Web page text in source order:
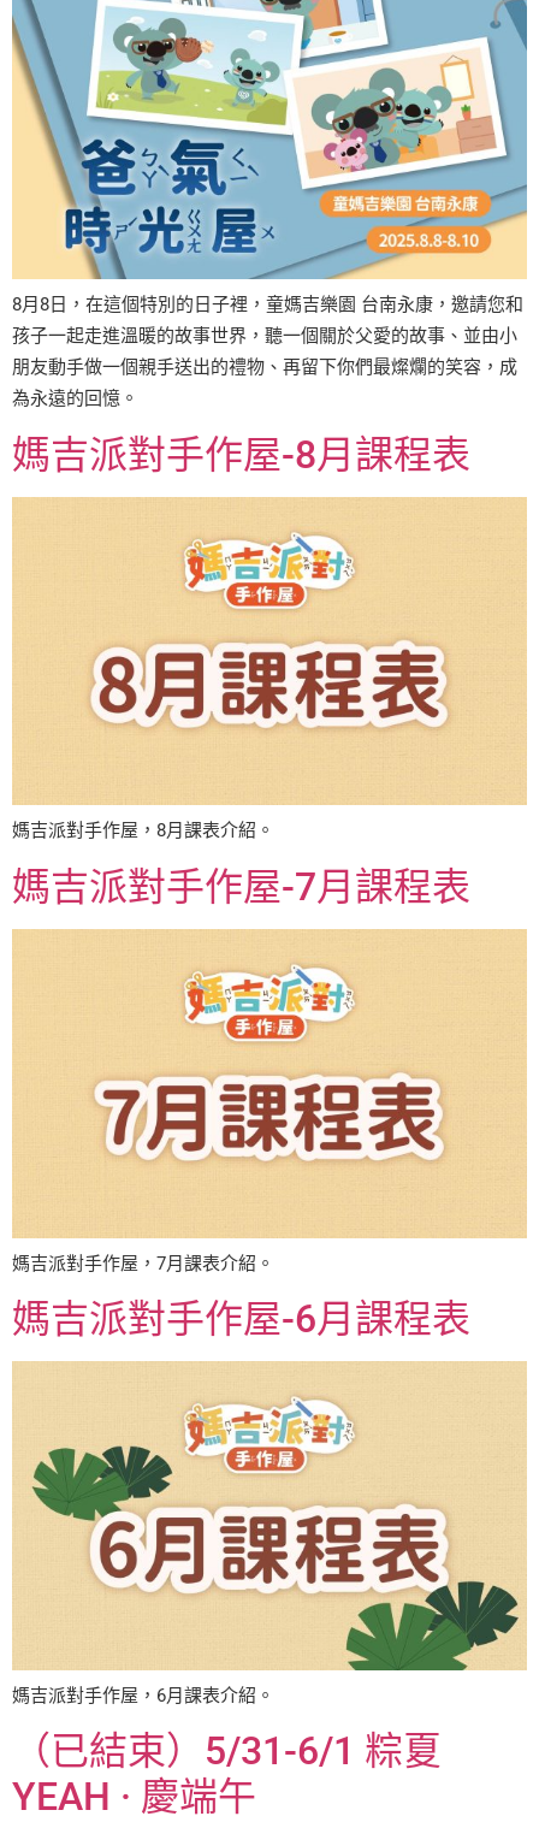
8月8日，在這個特別的日子裡，童媽吉樂園 台南永康，邀請您和
孩子一起走進溫暖的故事世界，聽一個關於父愛的故事、並由小
朋友動手做一個親手送出的禮物、再留下你們最燦爛的笑容，成
為永遠的回憶。
媽吉派對手作屋-8月課程表
媽吉派對手作屋，8月課表介紹。
媽吉派對手作屋-7月課程表
媽吉派對手作屋，7月課表介紹。
媽吉派對手作屋-6月課程表
媽吉派對手作屋，6月課表介紹。
（已結束）5/31-6/1 粽夏
YEAH · 慶端午